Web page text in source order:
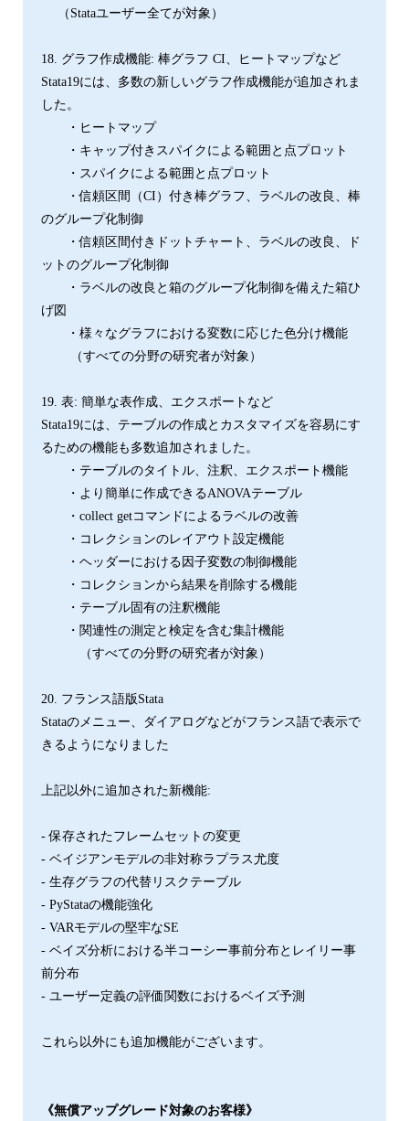
（Stataユーザー全てが対象）
18. グラフ作成機能: 棒グラフ CI、ヒートマップなど
Stata19には、多数の新しいグラフ作成機能が追加されま
した。
・ヒートマップ
・キャップ付きスパイクによる範囲と点プロット
・スパイクによる範囲と点プロット
・信頼区間（CI）付き棒グラフ、ラベルの改良、棒
のグループ化制御
・信頼区間付きドットチャート、ラベルの改良、ド
ットのグループ化制御
・ラベルの改良と箱のグループ化制御を備えた箱ひ
げ図
・様々なグラフにおける変数に応じた色分け機能
（すべての分野の研究者が対象）
19. 表: 簡単な表作成、エクスポートなど
Stata19には、テーブルの作成とカスタマイズを容易にす
るための機能も多数追加されました。
・テーブルのタイトル、注釈、エクスポート機能
・より簡単に作成できるANOVAテーブル
・collect getコマンドによるラベルの改善
・コレクションのレイアウト設定機能
・ヘッダーにおける因子変数の制御機能
・コレクションから結果を削除する機能
・テーブル固有の注釈機能
・関連性の測定と検定を含む集計機能
（すべての分野の研究者が対象）
20. フランス語版Stata
Stataのメニュー、ダイアログなどがフランス語で表示で
きるようになりました
上記以外に追加された新機能:
- 保存されたフレームセットの変更
- ベイジアンモデルの非対称ラプラス尤度
- 生存グラフの代替リスクテーブル
- PyStataの機能強化
- VARモデルの堅牢なSE
- ベイズ分析における半コーシー事前分布とレイリー事
前分布
- ユーザー定義の評価関数におけるベイズ予測
これら以外にも追加機能がございます。
《無償アップグレード対象のお客様》